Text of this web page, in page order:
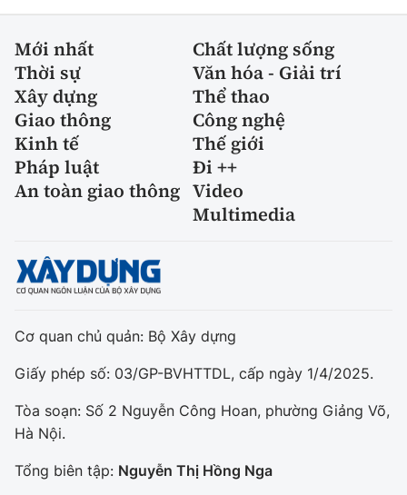
Mới nhất
Chất lượng sống
Thời sự
Văn hóa - Giải trí
Xây dựng
Thể thao
Giao thông
Công nghệ
Kinh tế
Thế giới
Pháp luật
Đi ++
An toàn giao thông Video
Multimedia
Cơ quan chủ quản: Bộ Xây dựng
Giấy phép số: 03/GP-BVHTTDL, cấp ngày 1/4/2025.
Tòa soạn: Số 2 Nguyễn Công Hoan, phường Giảng Võ,
Hà Nội.
Tổng biên tập: Nguyễn Thị Hồng Nga